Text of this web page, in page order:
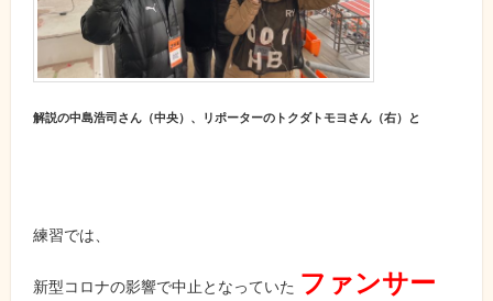
解説の中島浩司さん（中央）、リポーターのトクダトモヨさん（右）と
練習では、
新型コロナの影響で中止となっていた ファンサー